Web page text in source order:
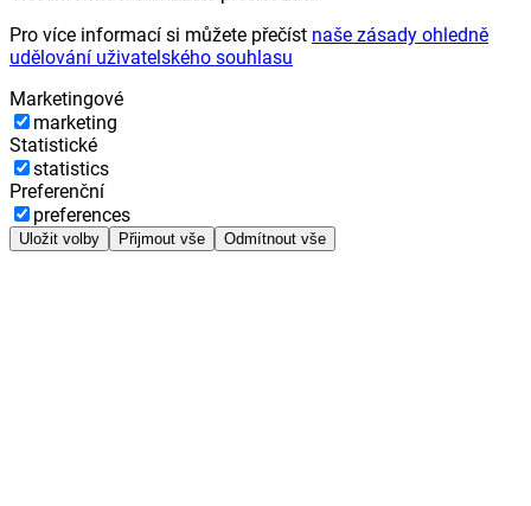
Pro více informací si můžete přečíst naše zásady ohledně
udělování uživatelského souhlasu
Marketingové
marketing
Statistické
statistics
Preferenční
preferences
Uložit volby Přijmout vše Odmítnout vše